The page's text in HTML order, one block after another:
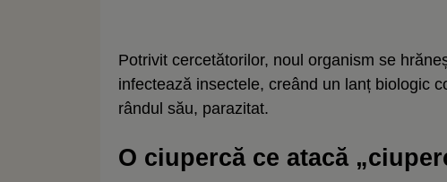
Potrivit cercetătorilor, noul organism se
infectează insectele, creând un lanț biologic
rândul său, parazitat.
O ciupercă ce atacă